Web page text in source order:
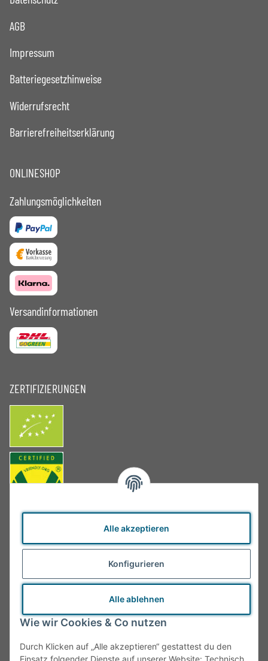
Alle akzeptieren
Konfigurieren
Alle ablehnen
Wie wir Cookies & Co nutzen
Durch Klicken auf „Alle akzeptieren“ gestattest du den
Einsatz folgender Dienste auf unserer Website: Technisch
AGB
Impressum
Batteriegesetzhinweise
Widerrufsrecht
Barrierefreiheitserklärung
ONLINESHOP
Zahlungsmöglichkeiten
Versandinformationen
ZERTIFIZIERUNGEN